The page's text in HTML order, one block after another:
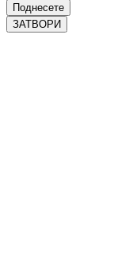
Поднесете
ЗАТВОРИ